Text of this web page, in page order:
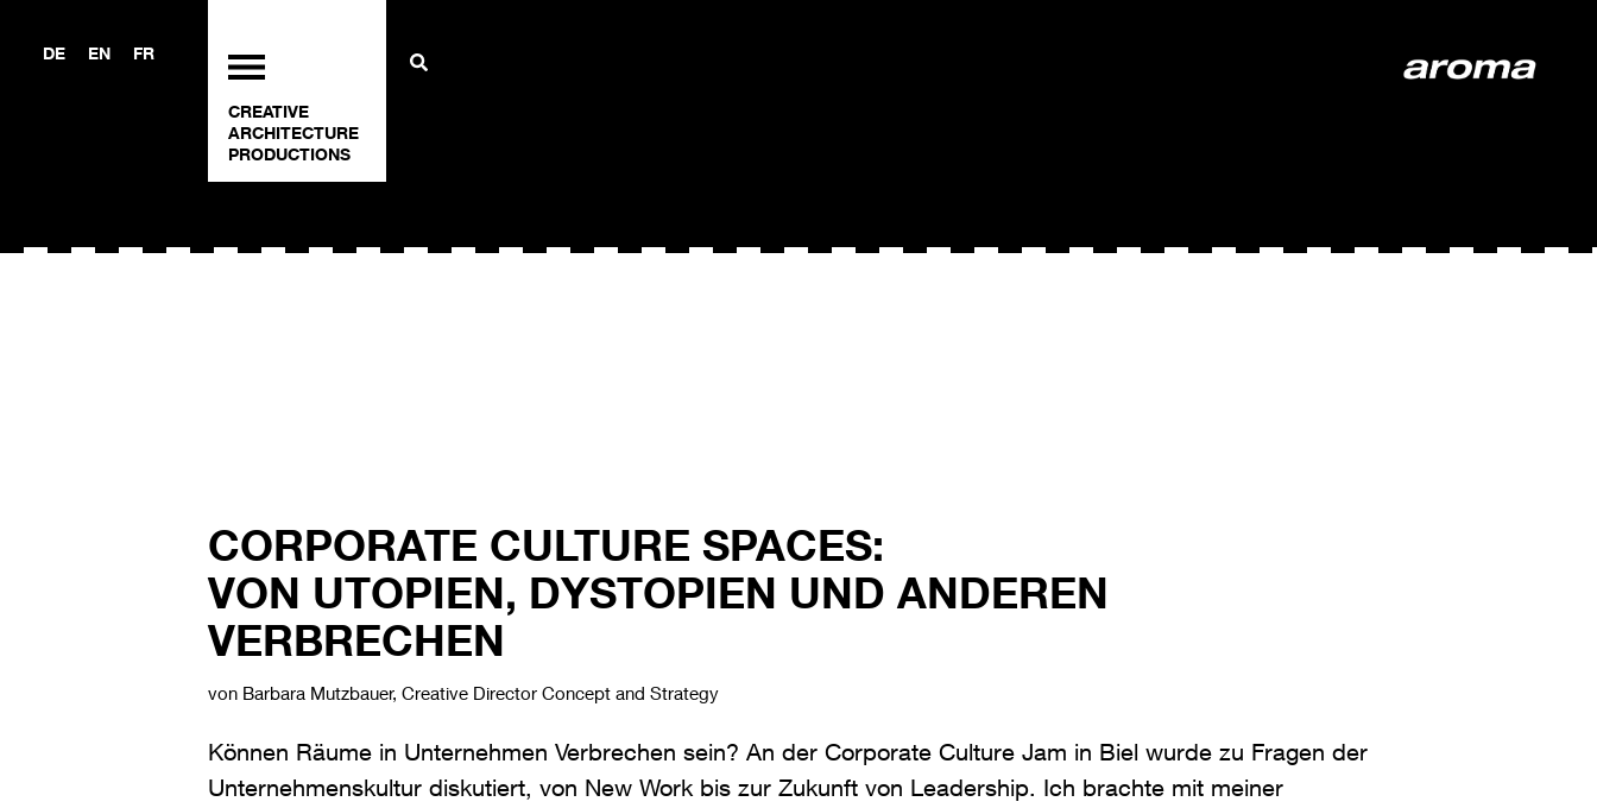
DE EN FR
CREATIVE
ARCHITECTURE
PRODUCTIONS
CORPORATE CULTURE SPACES:
VON UTOPIEN, DYSTOPIEN UND ANDEREN
VERBRECHEN
von Barbara Mutzbauer, Creative Director Concept and Strategy
Können Räume in Unternehmen Verbrechen sein? An der Corporate Culture Jam in Biel wurde zu Fragen der
Unternehmenskultur diskutiert, von New Work bis zur Zukunft von Leadership. Ich brachte mit meiner